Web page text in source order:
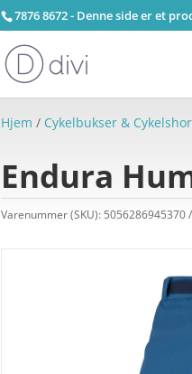
7876 8672 - Denne side er et
Hjem / Cykelbukser &
Endura
Varenummer (SKU): 5056286945370